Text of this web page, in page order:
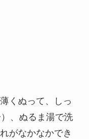
くぬって、しっ
、ぬるま湯で洗
がなかなかでき